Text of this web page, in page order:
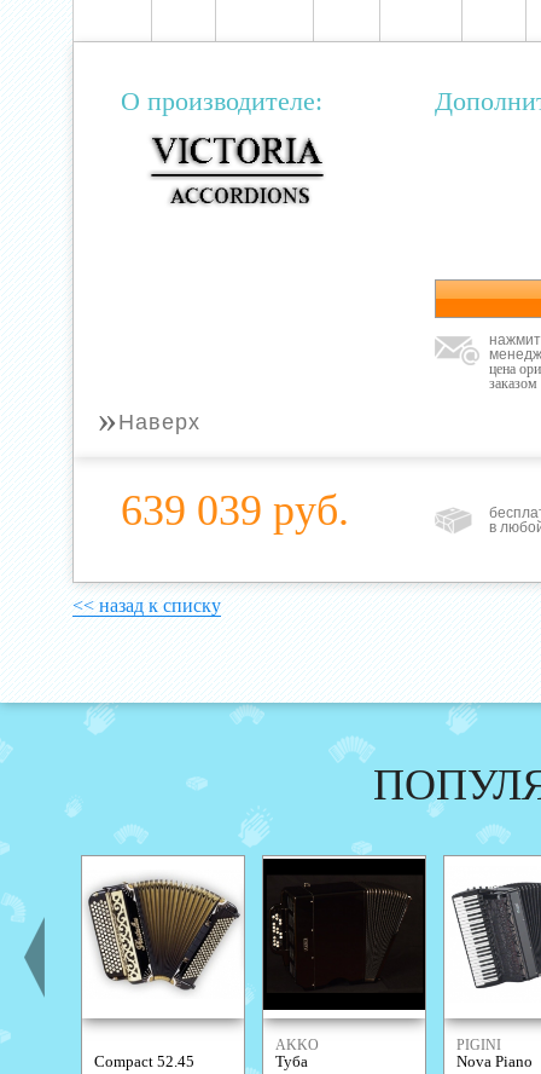
О производителе:
цена
заказом
» Наверх
639 039 руб.
в
<< назад к списку
Compact 52.45
AKKO
Туба
PIGINI
Nova Piano